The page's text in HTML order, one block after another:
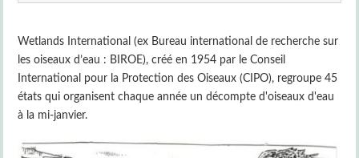
Wetlands International (ex Bureau international de recherche sur
les oiseaux d’eau : BIROE), créé en 1954 par le Conseil
International pour la Protection des Oiseaux (CIPO), regroupe 45
états qui organisent chaque année un décompte d'oiseaux d'eau
à la mi-janvier.